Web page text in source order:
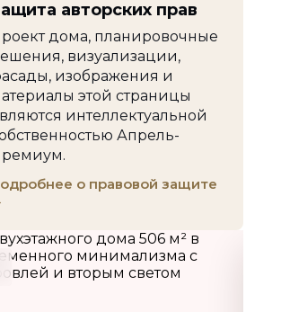
авторских прав
дома, планировочные
визуализации,
изображения и
этой страницы
интеллектуальной
Апрель-
о правовой защите